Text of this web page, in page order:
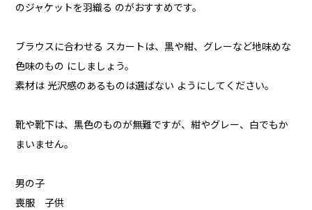
のジャケットを羽織る のがおすすめです。
ブラウスに合わせる スカートは、黒や紺、グレーなど地味めな
色味のもの にしましょう。
素材は 光沢感のあるものは選ばない ようにしてください。
靴や靴下は、黒色のものが無難ですが、紺やグレー、白でもか
まいません。
男の子
喪服 子供